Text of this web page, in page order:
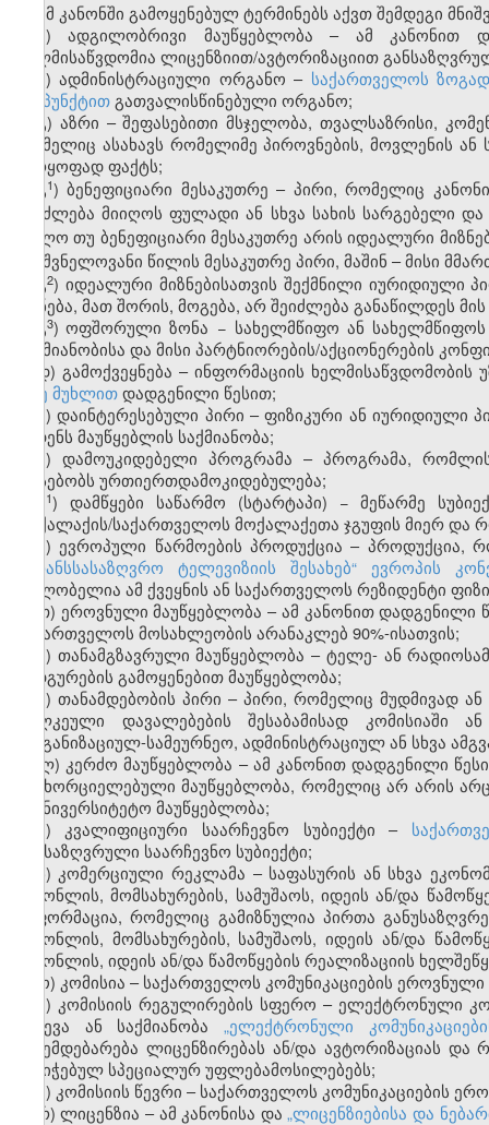
ამ კანონში გამოყენებულ ტერმინებს აქვთ შემდეგი
ა) ადგილობრივი მაუწყებლობა – ამ კანონით
ხელმისაწვდომია ლიცენზიით/ავტორიზაციით
ბ) ადმინისტრაციული ორგანო – საქართველოს
ქვეპუნქტითგათვალისწინებული ორგანო;
გ) აზრი – შეფასებითი მსჯელობა, თვალსაზრისი,
რომელიც ასახავს რომელიმე პიროვნების, მოვლენის
უარყოფად ფაქტს;
გ​1) ბენეფიციარი მესაკუთრე – პირი, რომელიც
შეიძლება მიიღოს ფულადი ან სხვა სახის სარგებელი
ხოლო თუ ბენეფიციარი მესაკუთრე არის იდეალური
მნიშვნელოვანი წილის მესაკუთრე პირი, მაშინ – მისი
გ​2) იდეალური მიზნებისათვის შექმნილი იურიდიული
ქონება, მათ შორის, მოგება, არ შეიძლება განაწილდეს
გ​3) ოფშორული ზონა − სახელმწიფო ან
საქმიანობისა და მისი პარტნიორების/აქციონერების
დ) გამოქვეყნება – ინფორმაციის
56-ე მუხლითდადგენილი წესით;
ე) დაინტერესებული პირი – ფიზიკური ან
ახდენს მაუწყებლის საქმიანობა;
ვ) დამოუკიდებელი პროგრამა – პროგრამა,
არსებობს ურთიერთდამოკიდებულება;
​1) დამწყები საწარმო (სტარტაპი) − მეწარმე
მოქალაქის/საქართველოს მოქალაქეთა ჯგუფის მიერ და
ზ) ევროპული წარმოების პროდუქცია – პროდუქცია,
„ტრანსსასაზღვრო ტელევიზიის შესახებ“ ევროპის
მფლობელია ამ ქვეყნის ან საქართველოს რეზიდენტი
თ) ეროვნული მაუწყებლობა – ამ კანონით
საქართველოს მოსახლეობის არანაკლებ 90%-ისათვის;
ი) თანამგზავრული მაუწყებლობა – ტელე- ან
სადგურების გამოყენებით მაუწყებლობა;
კ) თანამდებობის პირი – პირი, რომელიც მუდმივად
ცალკეული დავალებების შესაბამისად კომისიაში
ორგანიზაციულ-სამეურნეო, ადმინისტრაციულ ან სხვა
ლ) კერძო მაუწყებლობა – ამ კანონით დადგენილი
განხორციელებული მაუწყებლობა, რომელიც არ არის
საუნივერსიტეტო მაუწყებლობა;
მ) კვალიფიციური საარჩევნო სუბიექტი –
განსაზღვრული საარჩევნო სუბიექტი;
ნ) კომერციული რეკლამა – საფასურის ან სხვა
საქონლის, მომსახურების, სამუშაოს, იდეის ან/და
ინფორმაცია, რომელიც გამიზნულია პირთა
საქონლის, მომსახურების, სამუშაოს, იდეის ან/და
საქონლის, იდეის ან/და წამოწყების რეალიზაციის
ო) კომისია – საქართველოს კომუნიკაციების ეროვნული
პ) კომისიის რეგულირების სფერო – ელექტრონული
გაწევა ან საქმიანობა „ელექტრონული
ექვემდებარება ლიცენზირებას ან/და ავტორიზაციას
მინიჭებულ სპეციალურ უფლებამოსილებებს;
ჟ) კომისიის წევრი – საქართველოს კომუნიკაციების
რ) ლიცენზია – ამ კანონისა და„ლიცენზიებისა და